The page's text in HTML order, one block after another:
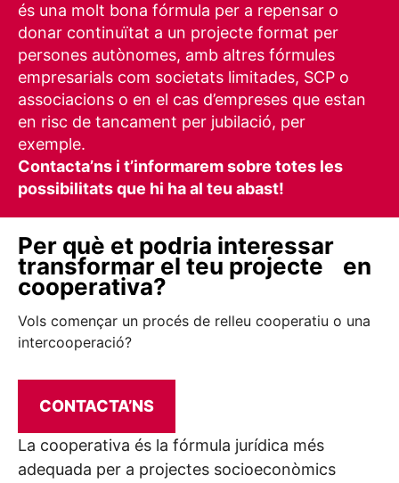
és una molt bona fórmula per a repensar o
donar continuïtat a un projecte format per
persones autònomes, amb altres fórmules
empresarials com societats limitades, SCP o
associacions o en el cas d’empreses que estan
en risc de tancament per jubilació, per
exemple.
Contacta’ns i t’informarem sobre totes les
possibilitats que hi ha al teu abast!
Per què et podria interessar
transformar el teu projecte en
cooperativa?
Vols començar un procés de relleu cooperatiu o una
intercooperació?
CONTACTA’NS
La cooperativa és la fórmula jurídica més
adequada per a projectes socioeconòmics